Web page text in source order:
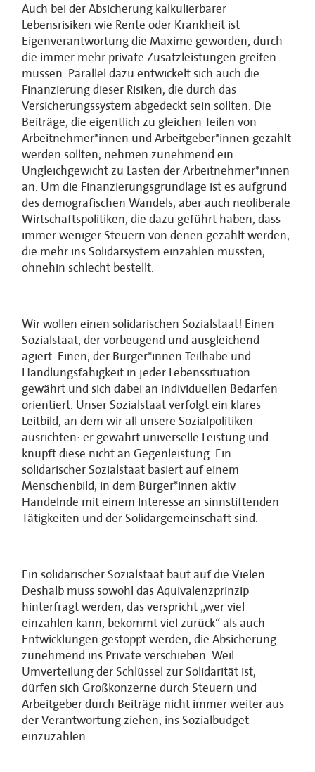
Auch bei der Absicherung kalkulierbarer
Lebensrisiken wie Rente oder Krankheit ist
Eigenverantwortung die Maxime geworden, durch
die immer mehr private Zusatzleistungen greifen
müssen. Parallel dazu entwickelt sich auch die
Finanzierung dieser Risiken, die durch das
Versicherungssystem abgedeckt sein sollten. Die
Beiträge, die eigentlich zu gleichen Teilen von
Arbeitnehmer*innen und Arbeitgeber*innen gezahlt
werden sollten, nehmen zunehmend ein
Ungleichgewicht zu Lasten der Arbeitnehmer*innen
an. Um die Finanzierungsgrundlage ist es aufgrund
des demografischen Wandels, aber auch neoliberale
Wirtschaftspolitiken, die dazu geführt haben, dass
immer weniger Steuern von denen gezahlt werden,
die mehr ins Solidarsystem einzahlen müssten,
ohnehin schlecht bestellt.
Wir wollen einen solidarischen Sozialstaat! Einen
Sozialstaat, der vorbeugend und ausgleichend
agiert. Einen, der Bürger*innen Teilhabe und
Handlungsfähigkeit in jeder Lebenssituation
gewährt und sich dabei an individuellen Bedarfen
orientiert. Unser Sozialstaat verfolgt ein klares
Leitbild, an dem wir all unsere Sozialpolitiken
ausrichten: er gewährt universelle Leistung und
knüpft diese nicht an Gegenleistung. Ein
solidarischer Sozialstaat basiert auf einem
Menschenbild, in dem Bürger*innen aktiv
Handelnde mit einem Interesse an sinnstiftenden
Tätigkeiten und der Solidargemeinschaft sind.
Ein solidarischer Sozialstaat baut auf die Vielen.
Deshalb muss sowohl das Äquivalenzprinzip
hinterfragt werden, das verspricht „wer viel
einzahlen kann, bekommt viel zurück“ als auch
Entwicklungen gestoppt werden, die Absicherung
zunehmend ins Private verschieben. Weil
Umverteilung der Schlüssel zur Solidarität ist,
dürfen sich Großkonzerne durch Steuern und
Arbeitgeber durch Beiträge nicht immer weiter aus
der Verantwortung ziehen, ins Sozialbudget
einzuzahlen.